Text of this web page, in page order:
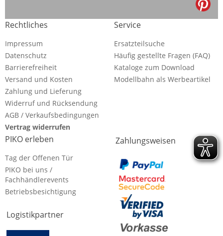
Rechtliches
Impressum
Datenschutz
Barrierefreiheit
Versand und Kosten
Zahlung und Lieferung
Widerruf und Rücksendung
AGB / Verkaufsbedingungen
Vertrag widerrufen
Service
Ersatzteilsuche
Häufig gestellte Fragen (FAQ)
Kataloge zum Download
Modellbahn als Werbeartikel
PIKO erleben
Tag der Offenen Tür
PIKO bei uns /
Fachhändlerevents
Betriebsbesichtigung
Logistikpartner
Zahlungsweisen